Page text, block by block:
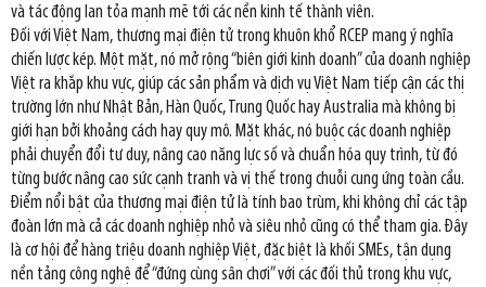
và tác động lan tỏa mạnh mẽ tới các nền kinh tế thành viên.
Đối với Việt Nam, thương mại điện tử trong khuôn khổ RCEP mang ý nghĩa
chiến lược kép. Một mặt, nó mở rộng “biên giới kinh doanh” của doanh nghiệp
Việt ra khắp khu vực, giúp các sản phẩm và dịch vụ Việt Nam tiếp cận các thị
trường lớn như Nhật Bản, Hàn Quốc, Trung Quốc hay Australia mà không bị
giới hạn bởi khoảng cách hay quy mô. Mặt khác, nó buộc các doanh nghiệp
phải chuyển đổi tư duy, nâng cao năng lực số và chuẩn hóa quy trình, từ đó
từng bước nâng cao sức cạnh tranh và vị thế trong chuỗi cung ứng toàn cầu.
Điểm nổi bật của thương mại điện tử là tính bao trùm, khi không chỉ các tập
đoàn lớn mà cả các doanh nghiệp nhỏ và siêu nhỏ cũng có thể tham gia. Đây
là cơ hội để hàng triệu doanh nghiệp Việt, đặc biệt là khối SMEs, tận dụng
nền tảng công nghệ để “đứng cùng sân chơi” với các đối thủ trong khu vực,